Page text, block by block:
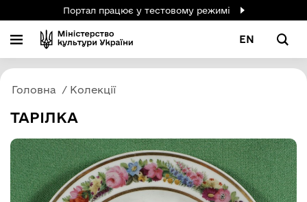
Портал працює у тестовому режимі
EN
Головна Колекції
ТАРІЛКА